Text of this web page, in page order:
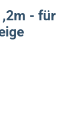
- für